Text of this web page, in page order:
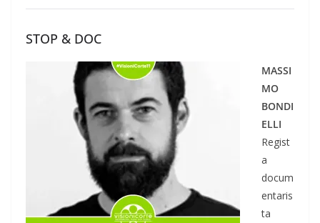
STOP & DOC
MASSI
MO
BONDI
ELLI
Regist
a
docum
entaris
ta